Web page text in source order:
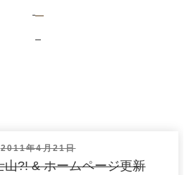
投
稿
2011年4月21日
山?! & ホームページ更新